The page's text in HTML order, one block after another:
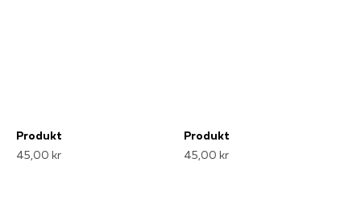
Produkt
45,00 kr
Produkt
45,00 kr